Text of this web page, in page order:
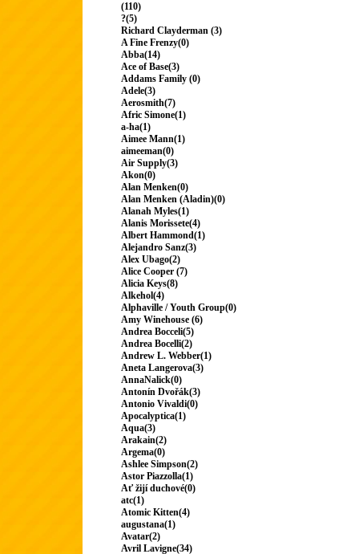
(110)
?(5)
Richard Clayderman (3)
A Fine Frenzy(0)
Abba(14)
Ace of Base(3)
Addams Family (0)
Adele(3)
Aerosmith(7)
Afric Simone(1)
a-ha(1)
Aimee Mann(1)
aimeeman(0)
Air Supply(3)
Akon(0)
Alan Menken(0)
Alan Menken (Aladin)(0)
Alanah Myles(1)
Alanis Morissete(4)
Albert Hammond(1)
Alejandro Sanz(3)
Alex Ubago(2)
Alice Cooper (7)
Alicia Keys(8)
Alkehol(4)
Alphaville / Youth Group(0)
Amy Winehouse (6)
Andrea Bocceli(5)
Andrea Bocelli(2)
Andrew L. Webber(1)
Aneta Langerova(3)
AnnaNalick(0)
Antonín Dvořák(3)
Antonio Vivaldi(0)
Apocalyptica(1)
Aqua(3)
Arakain(2)
Argema(0)
Ashlee Simpson(2)
Astor Piazzolla(1)
Ať žijí duchové(0)
atc(1)
Atomic Kitten(4)
augustana(1)
Avatar(2)
Avril Lavigne(34)